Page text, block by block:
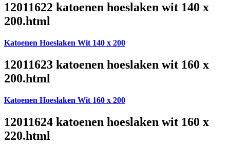
12011622 katoenen hoeslaken wit 140 x
200.html
Katoenen Hoeslaken Wit 140 x 200
12011623 katoenen hoeslaken wit 160 x
200.html
Katoenen Hoeslaken Wit 160 x 200
12011624 katoenen hoeslaken wit 160 x
220.html